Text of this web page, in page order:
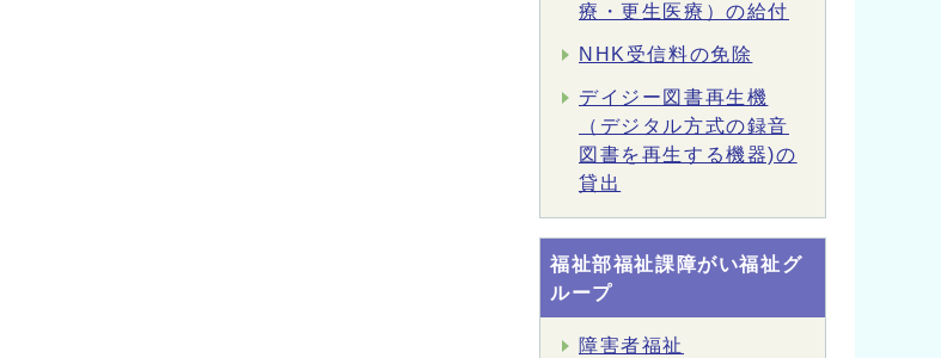
療・更生医療）の給付
NHK受信料の免除
デイジー図書再生機
（デジタル方式の録音
図書を再生する機器)の
貸出
福祉部福祉課障がい福祉グ
ループ
障害者福祉